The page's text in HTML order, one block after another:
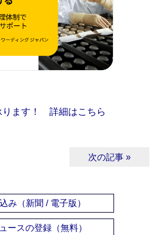
ります！ 詳細はこちら
次の記事 »
み（新聞 / 電子版）
ースの登録（無料）